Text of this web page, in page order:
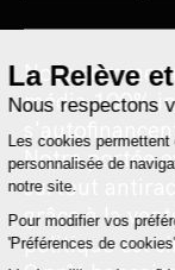
Nous
média 100%
Notre portée
surtout
grâce à la
politique est